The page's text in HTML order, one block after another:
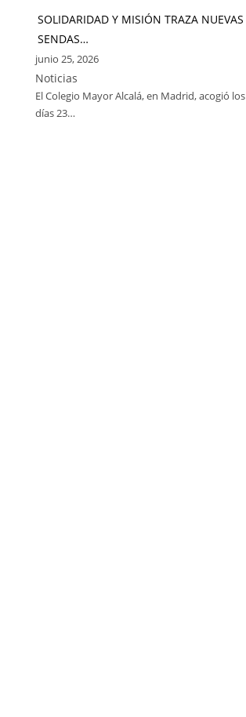
SOLIDARIDAD Y MISIÓN TRAZA NUEVAS
SENDAS…
junio 25, 2026
Noticias
El Colegio Mayor Alcalá, en Madrid, acogió los
días 23…